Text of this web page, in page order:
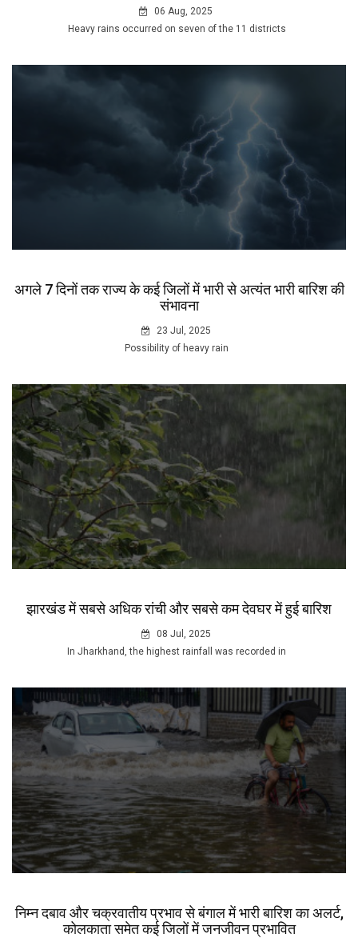
06 Aug, 2025
Heavy rains occurred on seven of the 11 districts
अगले 7 दिनों तक राज्य के कई जिलों में भारी से अत्यंत भारी बारिश की
संभावना
23 Jul, 2025
Possibility of heavy rain
झारखंड में सबसे अधिक रांची और सबसे कम देवघर में हुई बारिश
08 Jul, 2025
In Jharkhand, the highest rainfall was recorded in
निम्न दबाव और चक्रवातीय प्रभाव से बंगाल में भारी बारिश का अलर्ट,
कोलकाता समेत कई जिलों में जनजीवन प्रभावित